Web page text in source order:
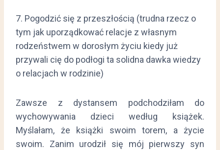
7. Pogodzić się z przeszłością (trudna rzecz o
tym jak uporządkować relacje z własnym
rodzeństwem w dorosłym życiu kiedy już
przywali cię do podłogi ta solidna dawka wiedzy
o relacjach w rodzinie)
Zawsze z dystansem podchodziłam do
wychowywania dzieci według książek.
Myślałam, że książki swoim torem, a życie
swoim. Zanim urodził się mój pierwszy syn